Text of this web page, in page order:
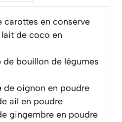
carottes en conserve
de coco en
de bouillon de légumes
de oignon en poudre
ail en poudre
gingembre en poudre